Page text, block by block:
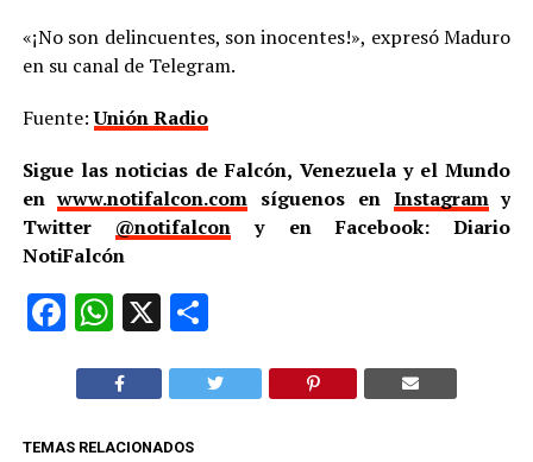
«¡No son delincuentes, son inocentes!», expresó Maduro
en su canal de Telegram.
Fuente:Unión Radio
Sigue las noticias de Falcón, Venezuela y el Mundo
enwww.notifalcon.com síguenos en Instagramy
Twitter @notifalcon y en Facebook: Diario
NotiFalcón
Facebook
WhatsApp
X
TEMAS RELACIONADOS